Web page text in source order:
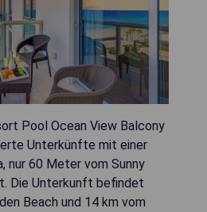
Pool Ocean View Balcony
Unterkünfte mit einer
nur 60 Meter vom Sunny
Die Unterkunft befindet
Beach und 14 km vom